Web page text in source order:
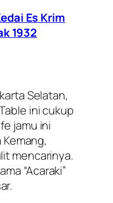
Es Krim
1932
Selatan,
ini cukup
jamu ini
mencarinya.
“Acaraki”